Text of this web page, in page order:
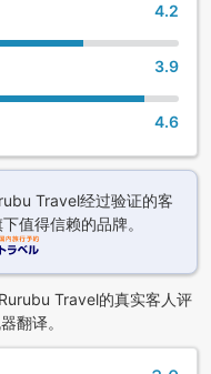
4.2
3.9
4.6
Travel经过验证的客
值得信赖的品牌。
Travel的真实客人评
翻译。